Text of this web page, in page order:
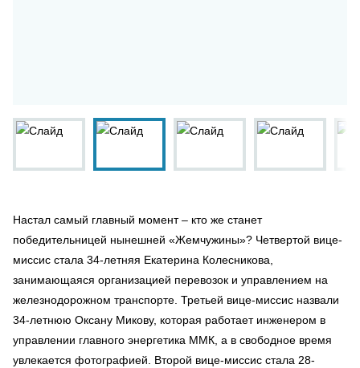
Настал самый главный момент – кто же станет
победительницей нынешней «Жемчужины»? Четвертой вице-
миссис стала 34-летняя Екатерина Колесникова,
занимающаяся организацией перевозок и управлением на
железнодорожном транспорте. Третьей вице-миссис назвали
34-летнюю Оксану Микову, которая работает инженером в
управлении главного энергетика ММК, а в свободное время
увлекается фотографией. Второй вице-миссис стала 28-